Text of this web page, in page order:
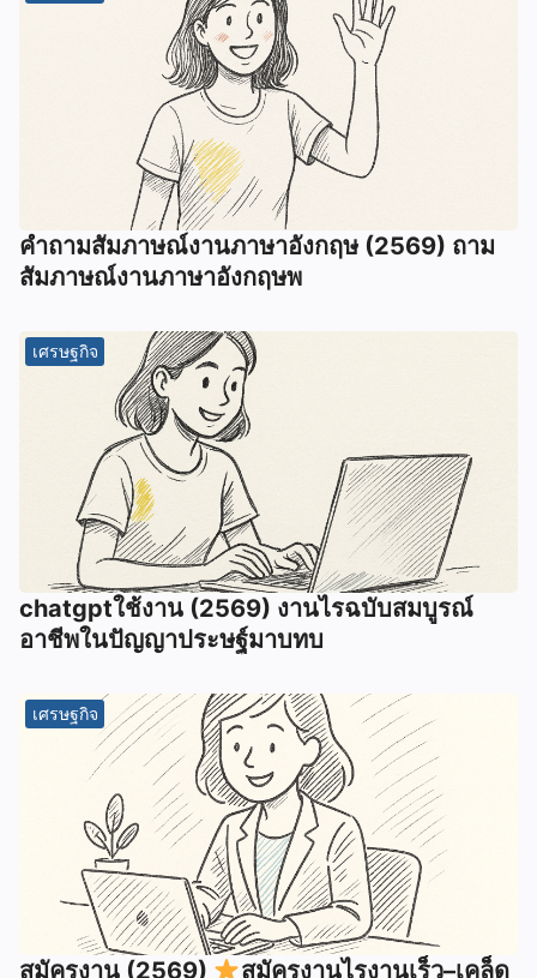
คําถามสัมภาษณ์งานภาษาอังกฤษ (2569) ถาม
สัมภาษณ์งานภาษาอังกฤษพ
เศรษฐกิจ
chatgptใช้งาน (2569) งานไรฉบับสมบูรณ์
อาชีพในปัญญาประษฐ์มาบทบ
เศรษฐกิจ
สมัครงาน (2569)
สมัครงานไรงานเร็ว–เคล็ด